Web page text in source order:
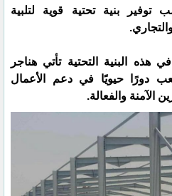
بنية تحتية قوية لتلبية
هذه البنية التحتية تأتي هناجر
دورًا حيويًا في دعم الأعمال
الآمنة والفعالة.